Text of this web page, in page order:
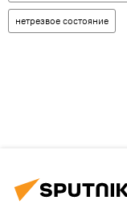
нетрезвое состояние